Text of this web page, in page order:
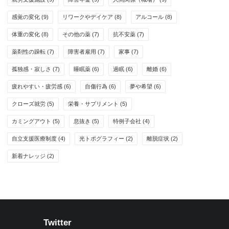
感覚の変化 (9) リワークやデイケア (8) アルコール (8)
体重の変化 (8) その他の薬 (7) 抗不安薬 (7)
薬剤性の躁転 (7) 障害者雇用 (7) 家事 (7)
孤独感・寂しさ (7) 睡眠薬 (6) 過眠 (6) 離婚 (6)
疲れやすい・疲労感 (6) 自傷行為 (6) 夢や希望 (6)
クローズ就労 (5) 栄養・サプリメント (5)
カミングアウト (5) 息抜き (5) 特例子会社 (4)
自立支援医療制度 (4) 光トポグラフィー (2) 離脱症状 (2)
新着ナレッジ (2)
Twitter